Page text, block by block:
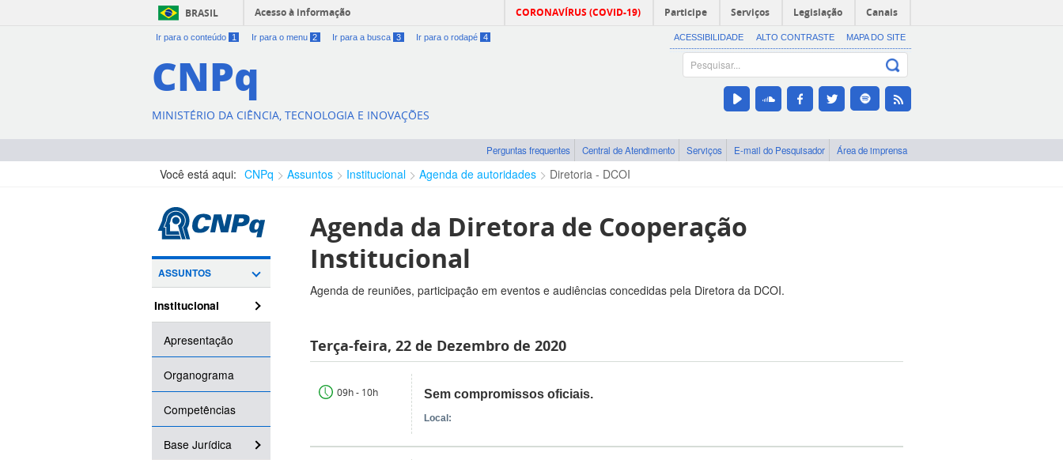
BRASIL Acesso à informação CORONAVÍRUS (COVID-19) Participe Serviços Legislação Canais
Ir para o conteúdo 1 Ir para o menu 2 Ir para a busca 3 Ir para o rodapé 4 ACESSIBILIDADE ALTO CONTRASTE MAPA DO SITE
CNPq
MINISTÉRIO DA CIÊNCIA, TECNOLOGIA E INOVAÇÕES
Perguntas frequentes Central de Atendimento Serviços E-mail do Pesquisador Área de imprensa
Você está aqui: CNPq Assuntos Institucional Agenda de autoridades Diretoria - DCOI
ASSUNTOS
Institucional
Apresentação
Organograma
Competências
Base Jurídica
Agenda da Diretora de Cooperação
Institucional
Agenda de reuniões, participação em eventos e audiências concedidas pela Diretora da DCOI.
Terça-feira, 22 de Dezembro de 2020
09h - 10h Sem compromissos oficiais.
Local: